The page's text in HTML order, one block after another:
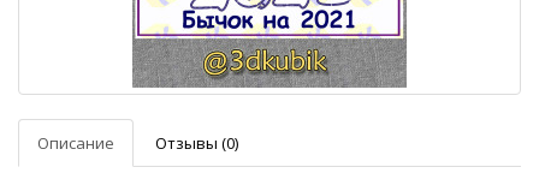
Описание Отзывы (0)